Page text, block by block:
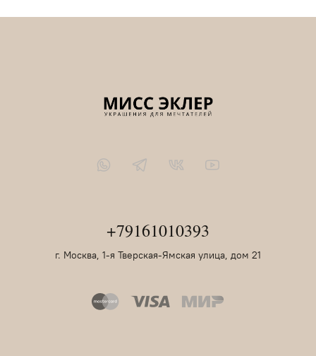
+79161010393
г. Москва, 1-я Тверская-Ямская улица, дом 21